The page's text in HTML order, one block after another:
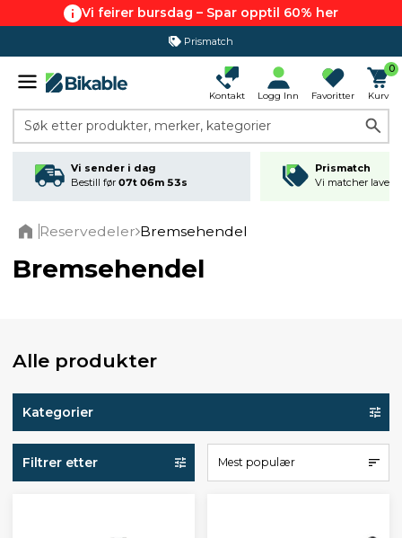
Vi feirer bursdag – Spar opptil 60% her
365 dagers åpent kjøp
Kontakt Logg Inn Favoritter
0
Kurv
Søk etter produkter, merker, kategorier
Vi sender i dag
Bestill før 07t 06m 53s
Prismatch
Vi matcher
Reservedeler Bremsehendel
Bremsehendel
Alle produkter
Kategorier
Filtrer etter Mest populær